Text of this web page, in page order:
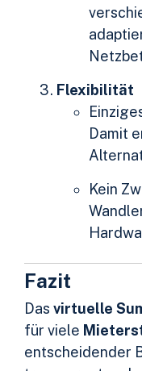
Flexibilität
Damit
Kein
Fazit
Das virtuelle
für viele
entscheidender